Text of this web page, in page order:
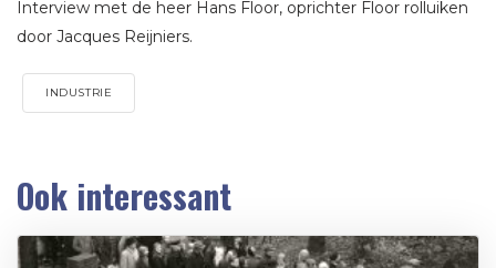
Interview met de heer Hans Floor, oprichter Floor rolluiken
door Jacques Reijniers.
INDUSTRIE
Ook interessant